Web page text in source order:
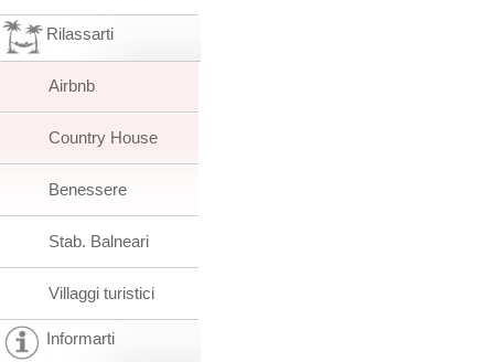
Rilassarti
Airbnb
Country House
Benessere
Stab. Balneari
Villaggi turistici
Informarti